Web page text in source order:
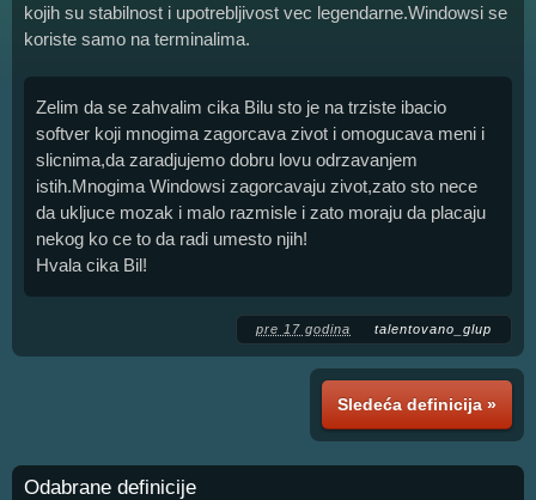
kojih su stabilnost i upotrebljivost vec legendarne.Windowsi se
koriste samo na terminalima.
Zelim da se zahvalim cika Bilu sto je na trziste ibacio
softver koji mnogima zagorcava zivot i omogucava meni i
slicnima,da zaradjujemo dobru lovu odrzavanjem
istih.Mnogima Windowsi zagorcavaju zivot,zato sto nece
da ukljuce mozak i malo razmisle i zato moraju da placaju
nekog ko ce to da radi umesto njih!
Hvala cika Bil!
pre 17 godina talentovano_glup
Sledeća definicija »
Odabrane definicije